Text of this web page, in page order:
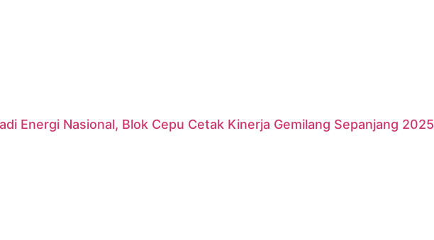
Energi Nasional, Blok Cepu Cetak Kinerja Gemilang Sepanjang 2025